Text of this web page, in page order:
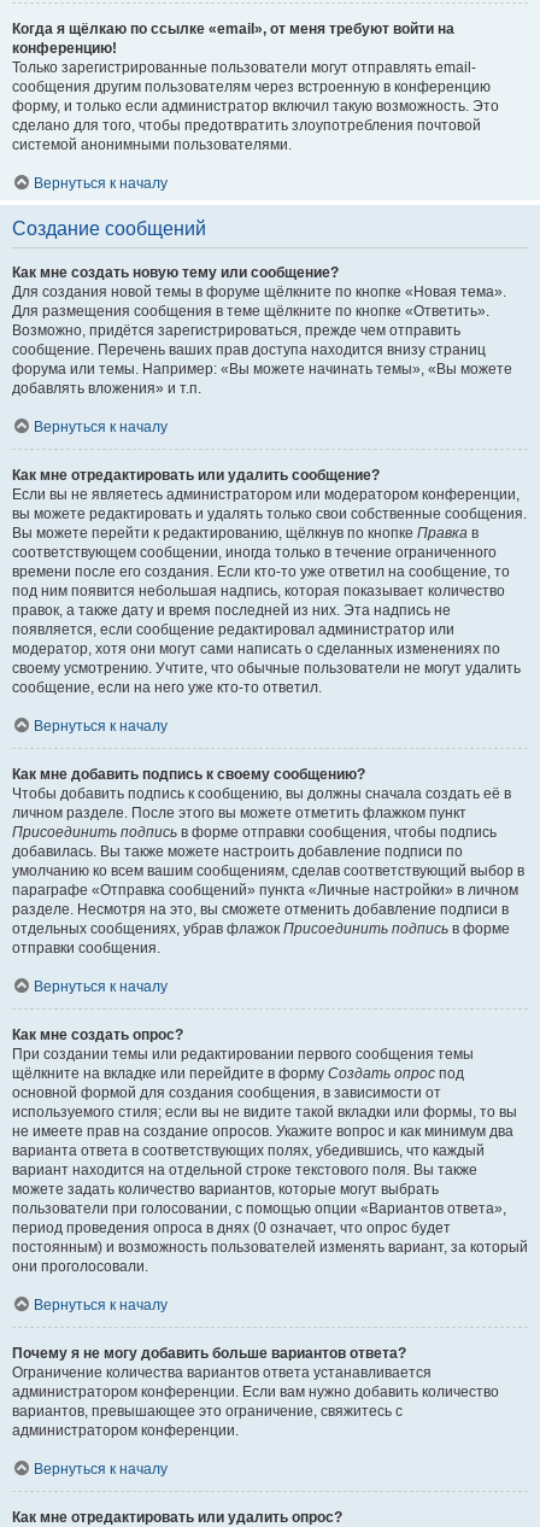
Когда я щёлкаю по ссылке «email», от меня требуют войти на
конференцию!
Только зарегистрированные пользователи могут отправлять email-
сообщения другим пользователям через встроенную в конференцию
форму, и только если администратор включил такую возможность. Это
сделано для того, чтобы предотвратить злоупотребления почтовой
системой анонимными пользователями.
Вернуться к началу
Создание сообщений
Как мне создать новую тему или сообщение?
Для создания новой темы в форуме щёлкните по кнопке «Новая тема».
Для размещения сообщения в теме щёлкните по кнопке «Ответить».
Возможно, придётся зарегистрироваться, прежде чем отправить
сообщение. Перечень ваших прав доступа находится внизу страниц
форума или темы. Например: «Вы можете начинать темы», «Вы можете
добавлять вложения» и т.п.
Вернуться к началу
Как мне отредактировать или удалить сообщение?
Если вы не являетесь администратором или модератором конференции,
вы можете редактировать и удалять только свои собственные сообщения.
Вы можете перейти к редактированию, щёлкнув по кнопке Правка в
соответствующем сообщении, иногда только в течение ограниченного
времени после его создания. Если кто-то уже ответил на сообщение, то
под ним появится небольшая надпись, которая показывает количество
правок, а также дату и время последней из них. Эта надпись не
появляется, если сообщение редактировал администратор или
модератор, хотя они могут сами написать о сделанных изменениях по
своему усмотрению. Учтите, что обычные пользователи не могут удалить
сообщение, если на него уже кто-то ответил.
Вернуться к началу
Как мне добавить подпись к своему сообщению?
Чтобы добавить подпись к сообщению, вы должны сначала создать её в
личном разделе. После этого вы можете отметить флажком пункт
Присоединить подпись в форме отправки сообщения, чтобы подпись
добавилась. Вы также можете настроить добавление подписи по
умолчанию ко всем вашим сообщениям, сделав соответствующий выбор в
параграфе «Отправка сообщений» пункта «Личные настройки» в личном
разделе. Несмотря на это, вы сможете отменить добавление подписи в
отдельных сообщениях, убрав флажок Присоединить подпись в форме
отправки сообщения.
Вернуться к началу
Как мне создать опрос?
При создании темы или редактировании первого сообщения темы
щёлкните на вкладке или перейдите в форму Создать опрос под
основной формой для создания сообщения, в зависимости от
используемого стиля; если вы не видите такой вкладки или формы, то вы
не имеете прав на создание опросов. Укажите вопрос и как минимум два
варианта ответа в соответствующих полях, убедившись, что каждый
вариант находится на отдельной строке текстового поля. Вы также
можете задать количество вариантов, которые могут выбрать
пользователи при голосовании, с помощью опции «Вариантов ответа»,
период проведения опроса в днях (0 означает, что опрос будет
постоянным) и возможность пользователей изменять вариант, за который
они проголосовали.
Вернуться к началу
Почему я не могу добавить больше вариантов ответа?
Ограничение количества вариантов ответа устанавливается
администратором конференции. Если вам нужно добавить количество
вариантов, превышающее это ограничение, свяжитесь с
администратором конференции.
Вернуться к началу
Как мне отредактировать или удалить опрос?